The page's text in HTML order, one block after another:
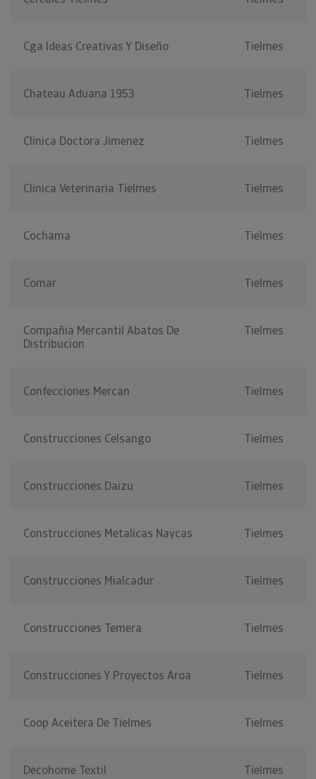
Cga Ideas Creativas Y Diseño Tielmes
Chateau Aduana 1953 Tielmes
Clinica Doctora Jimenez Tielmes
Clinica Veterinaria Tielmes Tielmes
Cochama Tielmes
Comar Tielmes
Compañia Mercantil Abatos De
Distribucion
Tielmes
Confecciones Mercan Tielmes
Construcciones Celsango Tielmes
Construcciones Daizu Tielmes
Construcciones Metalicas Naycas Tielmes
Construcciones Mialcadur Tielmes
Construcciones Temera Tielmes
Construcciones Y Proyectos Aroa Tielmes
Coop Aceitera De Tielmes Tielmes
Decohome Textil Tielmes